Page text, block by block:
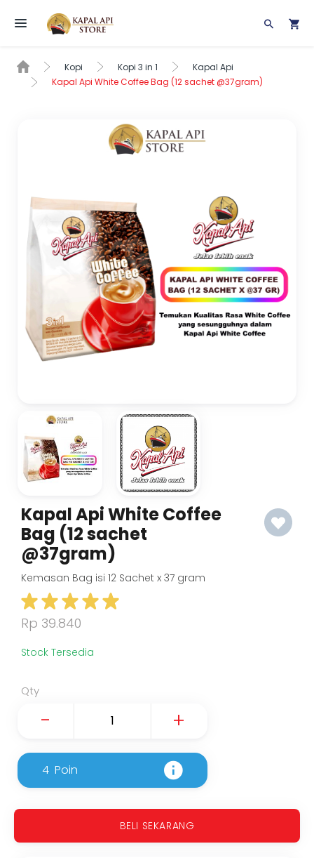
Toggle navigation
Kopi Kopi 3 in 1
Kapal Api
Kapal Api White Coffee Bag (12 sachet @37gram)
Kapal Api White Coffee
Bag (12 sachet
@37gram)
Kemasan Bag isi 12 Sachet x 37 gram
Rp 39.840
Stock Tersedia
Qty
+
-
4 Poin
BELI SEKARANG